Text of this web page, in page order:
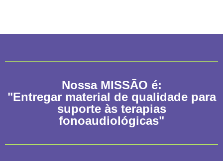
Nossa MISSÃO é:
"Entregar material de qualidade para
suporte às terapias
fonoaudiológicas"